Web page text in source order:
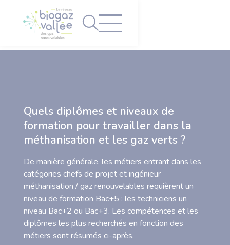
Quels diplômes et niveaux de
formation pour travailler dans la
méthanisation et les gaz verts ?
De manière générale, les métiers entrant dans les
catégories chefs de projet et ingénieur
méthanisation / gaz renouvelables requièrent un
niveau de formation Bac+5 ; les techniciens un
niveau Bac+2 ou Bac+3. Les compétences et les
diplômes les plus recherchés en fonction des
métiers sont résumés ci-après.
Panneau de gestion des cookies